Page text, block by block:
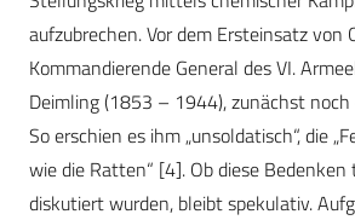
aufzubrechen. Vor dem Ersteinsatz von
Kommandierende General des VI.
Deimling (1853 – 1944), zunächst
So erschien es ihm „unsoldatisch“, die
wie die Ratten“ [4]. Ob diese
diskutiert wurden, bleibt spekulativ.